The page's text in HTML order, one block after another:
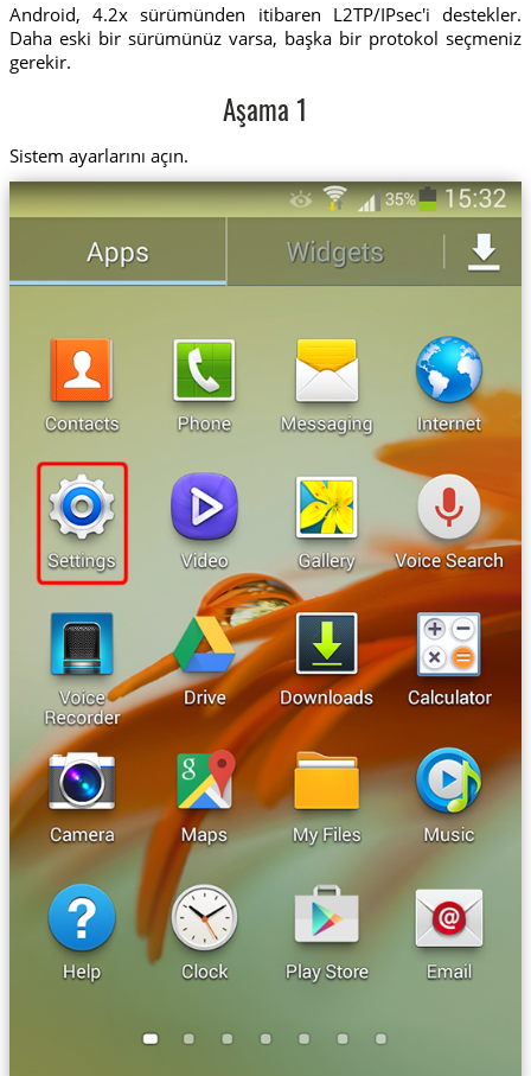
Android, 4.2x sürümünden itibaren L2TP/IPsec'i destekler.
Daha eski bir sürümünüz varsa, başka bir protokol seçmeniz
gerekir.
Aşama 1
Sistem ayarlarını açın.